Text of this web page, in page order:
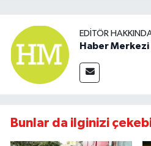
EDITÖR
Haber Merkezi
Bunlar da ilginizi